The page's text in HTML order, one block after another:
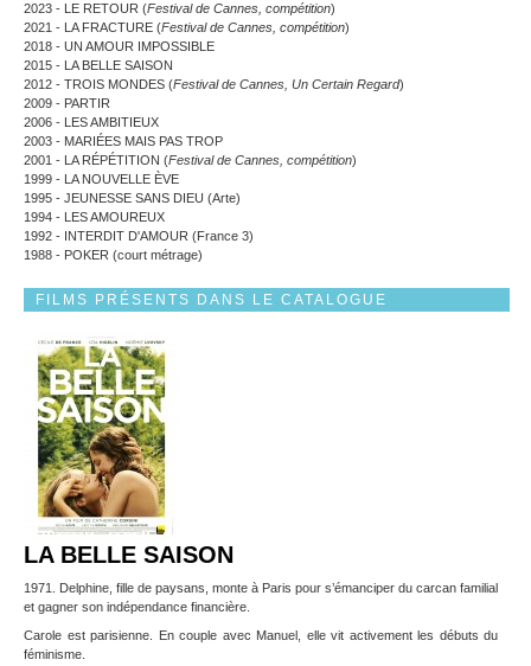
2023 - LE RETOUR (Festival de Cannes, compétition)
2021 - LA FRACTURE (Festival de Cannes, compétition)
2018 - UN AMOUR IMPOSSIBLE
2015 - LA BELLE SAISON
2012 - TROIS MONDES (Festival de Cannes, Un Certain Regard)
2009 - PARTIR
2006 - LES AMBITIEUX
2003 - MARIÉES MAIS PAS TROP
2001 - LA RÉPÉTITION (Festival de Cannes, compétition)
1999 - LA NOUVELLE ÈVE
1995 - JEUNESSE SANS DIEU (Arte)
1994 - LES AMOUREUX
1992 - INTERDIT D'AMOUR (France 3)
1988 - POKER (court métrage)
FILMS PRÉSENTS DANS LE CATALOGUE
LA BELLE SAISON
1971. Delphine, fille de paysans, monte à Paris pour s’émanciper du carcan familial
et gagner son indépendance financière.
Carole est parisienne. En couple avec Manuel, elle vit activement les débuts du
féminisme.